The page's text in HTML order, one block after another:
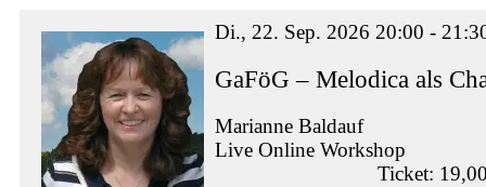
Di., 22. Sep. 2026 20:00 -
GaFöG – Melodica als
Marianne Baldauf
Live Online Workshop
Ticket: